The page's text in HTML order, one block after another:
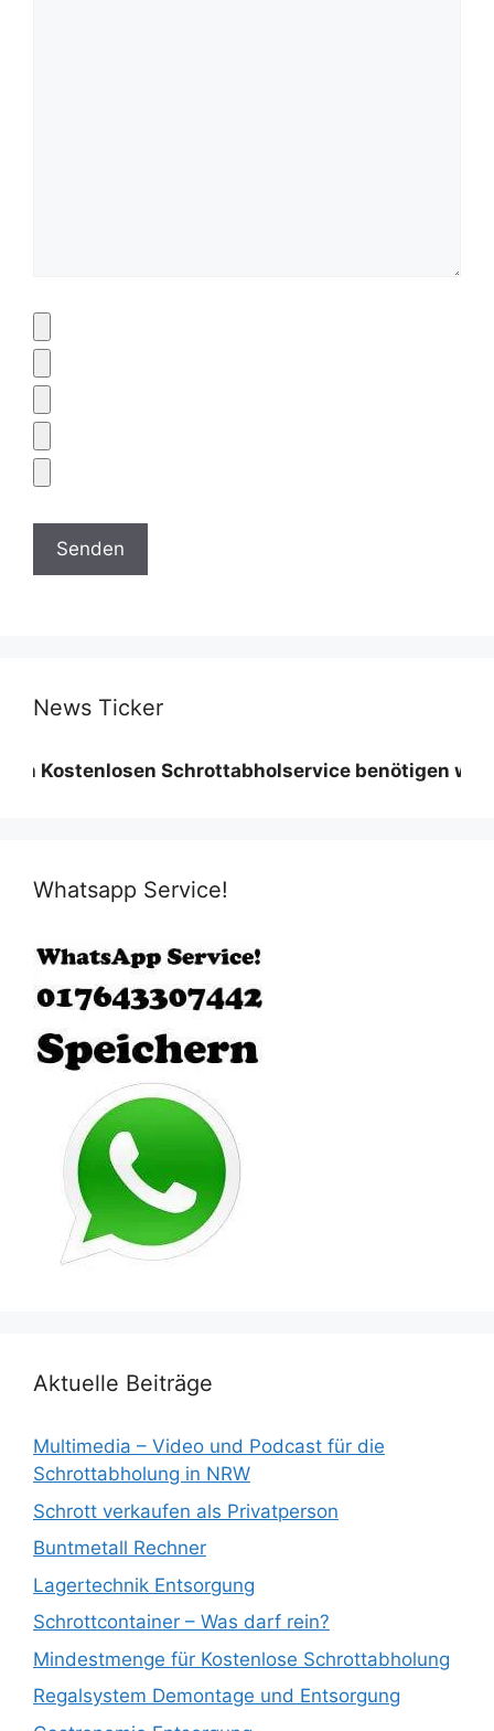
News Ticker
Schrottabholservice benötigen wir eine
Whatsapp Service!
Aktuelle Beiträge
Multimedia – Video und Podcast für die
Schrottabholung in NRW
Schrott verkaufen als Privatperson
Buntmetall Rechner
Lagertechnik Entsorgung
Schrottcontainer – Was darf rein?
Mindestmenge für Kostenlose Schrottabholung
Regalsystem Demontage und Entsorgung